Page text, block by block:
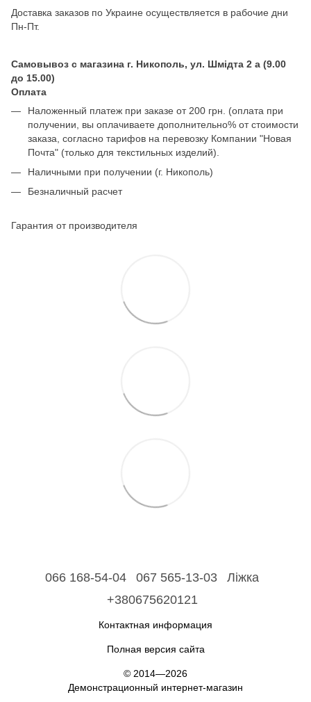
Доставка заказов по Украине осуществляется в рабочие дни
Пн-Пт.
Самовывоз с магазина г. Никополь, ул. Шмідта 2 а (9.00
до 15.00)
Оплата
Наложенный платеж при заказе от 200 грн. (оплата при
получении, вы оплачиваете дополнительно% от стоимости
заказа, согласно тарифов на перевозку Компании "Новая
Почта" (только для текстильных изделий).
Наличными при получении (г. Никополь)
Безналичный расчет
Гарантия от производителя
066 168-54-04 067 565-13-03
Ліжка
+380675620121
Контактная информация
Полная версия сайта
© 2014—2026
Демонстрационный интернет-магазин